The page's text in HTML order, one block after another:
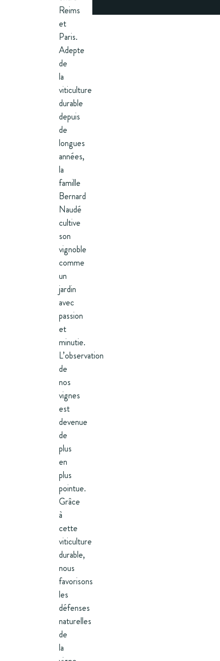
Reims
et
Paris.
Adepte
de
la
viticulture
durable
depuis
de
longues
années,
la
famille
Bernard
Naudé
cultive
son
vignoble
comme
un
jardin
avec
passion
et
minutie.
L’observation
de
nos
vignes
est
devenue
de
plus
en
plus
pointue.
Grâce
à
cette
viticulture
durable,
nous
favorisons
les
défenses
naturelles
de
la